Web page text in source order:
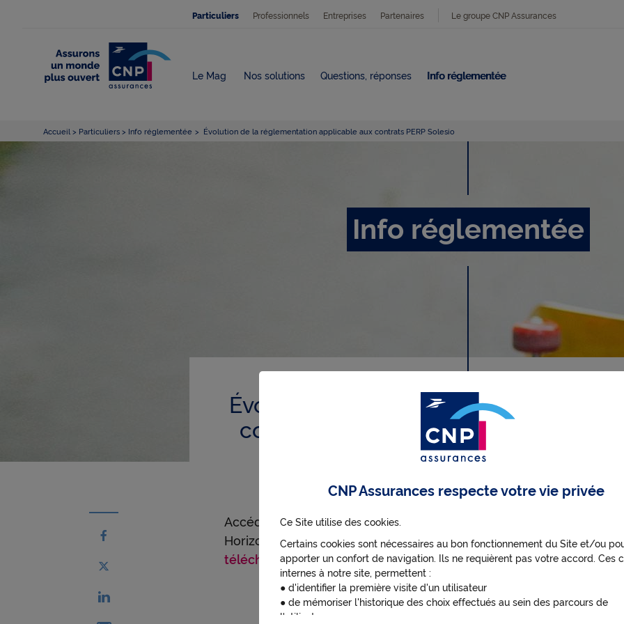
Particuliers Professionnels Entreprises Partenaires Le groupe CNP Assurances
Le Mag Nos solutions Questions, réponses Info réglementée
Accueil Particuliers Info réglementée Évolution de la réglementation applicable aux contrats PERP Solesio
n
f
r
é
g
e
Info réglementée
Évolution de la réglementation
contrats régis par les art L441 et
code des assurances
Partager sur facebook - nouvelle fenêtre
Partager sur X - nouvelle fenêtre
Partager sur linkedin - nouvelle fenêtre
Accédez aux principales évolutions applicables à votre contrat
Horizon de La Banque Postale : ​
télécharger le fichier PDF
CNP Assurances respecte votre vie privée
Ce Site utilise des cookies.
Certains cookies sont nécessaires au bon fonctionnement du Site et/ou
apporter un confort de navigation. Ils ne requièrent pas votre accord. Ces
internes à notre site, permettent :
● d'identifier la première visite d'un utilisateur
● de mémoriser l'historique des choix effectués au sein des parcours de
l'utilisateur